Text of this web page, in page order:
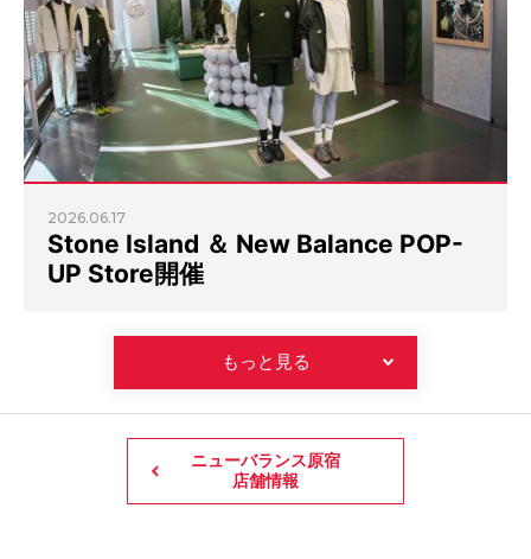
2026.06.17
Stone Island ＆ New Balance POP-
UP Store開催
もっと見る
ニューバランス原宿
店舗情報